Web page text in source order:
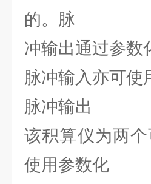
的。脉
冲输出通过参数
脉冲输入亦可使
脉冲输出
该积算仪为两
使用参数化